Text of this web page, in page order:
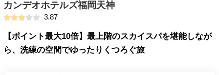
カンデオホテルズ福岡天神
3.87
【ポイント最大10倍】最上階のスカイスパを堪能しなが
ら、洗練の空間でゆったりくつろぐ旅